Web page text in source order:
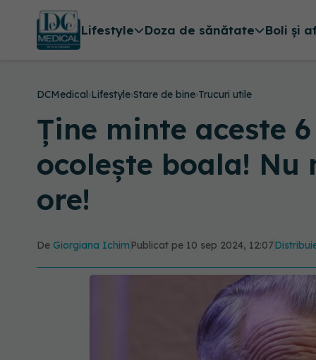
Lifestyle Doza de sănătate Boli și
DCMedical›Lifestyle›Stare de bine›Trucuri utile
Ține minte aceste
ocolește boala!
ore!
De Giorgiana Ichim Publicat pe 10 sep 2024, 12:07